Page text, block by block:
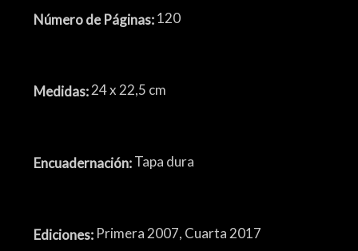
Número de Páginas:120
Medidas:24 x 22,5 cm
Encuadernación:Tapa dura
Ediciones: Primera 2007, Cuarta 2017